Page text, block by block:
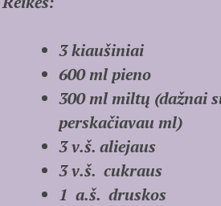
3 kiaušiniai
600 ml pieno
300 ml miltų (dažnai
perskačiavau ml)
3 v.š. aliejaus
3 v.š. cukraus
1 a.š. druskos